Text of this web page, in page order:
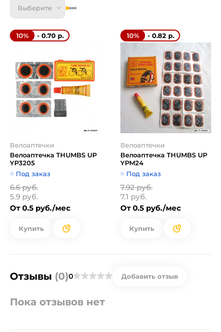
Выберите
10% - 0.70 р.
Велоаптечки
Велоаптечка THUMBS UP
YP3205
Под заказ
6.6 руб.
5.9 руб.
От 0.5 руб./мес
Купить
10% - 0.82 р.
Велоаптечки
Велоаптечка THUMBS UP
YPM24
Под заказ
7.92 руб.
7.1 руб.
От 0.5 руб./мес
Купить
Отзывы (0)0 Добавить отзыв
Пока отзывов нет